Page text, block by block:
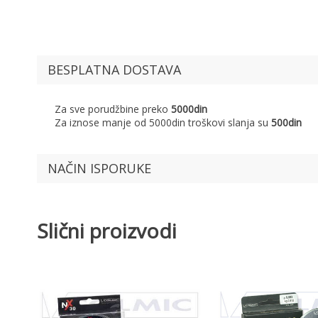
BESPLATNA DOSTAVA
Za sve porudžbine preko 5000din
Za iznose manje od 5000din troškovi slanja su 500din
NAČIN ISPORUKE
Slični proizvodi